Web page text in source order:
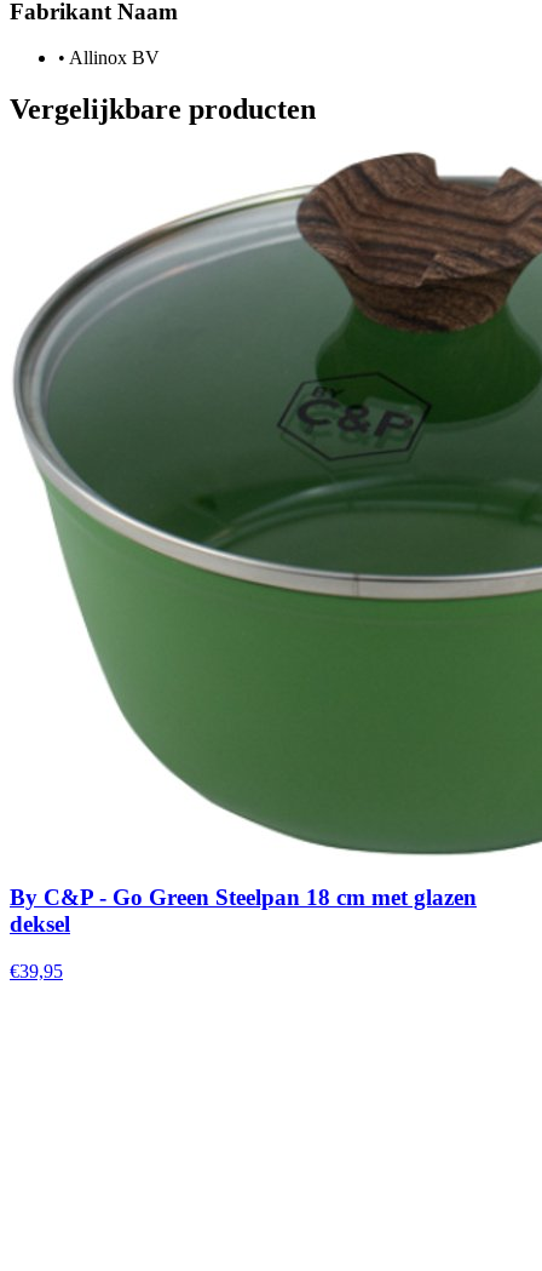
Fabrikant Naam
• Allinox BV
Vergelijkbare producten
By C&P - Go Green Steelpan 18 cm met glazen
deksel
€39,95